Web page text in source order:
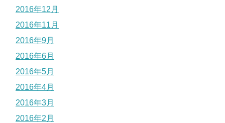
2016年12月
2016年11月
2016年9月
2016年6月
2016年5月
2016年4月
2016年3月
2016年2月